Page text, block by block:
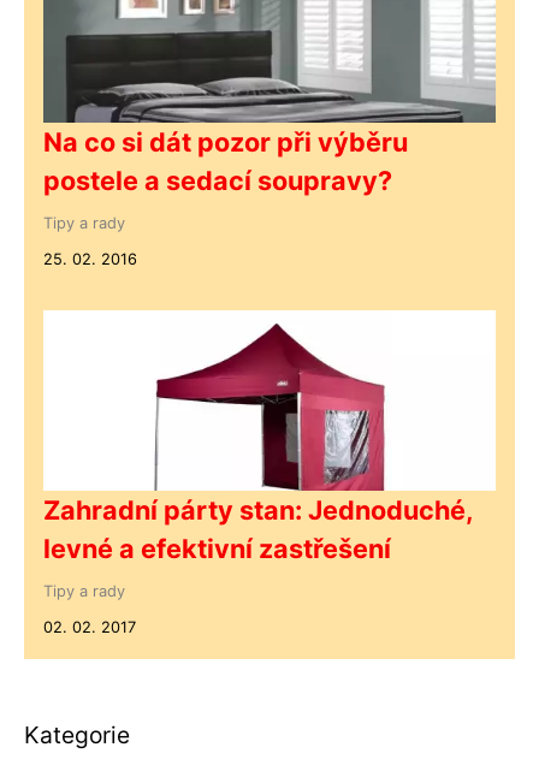
Na co si dát pozor při výběru
postele a sedací soupravy?
Tipy a rady
25. 02. 2016
Zahradní párty stan: Jednoduché,
levné a efektivní zastřešení
Tipy a rady
02. 02. 2017
Kategorie